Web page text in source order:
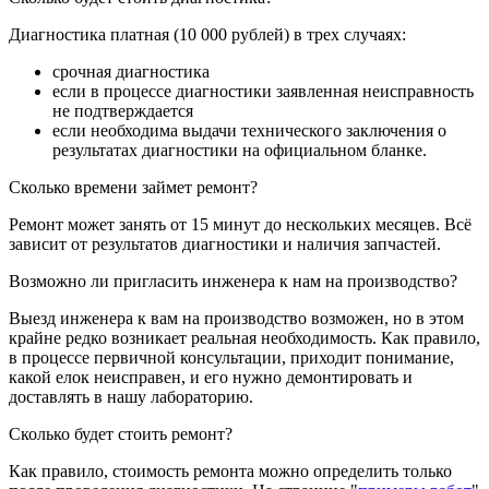
Диагностика платная (10 000 рублей) в трех случаях:
срочная диагностика
если в процессе диагностики заявленная неисправность
не подтверждается
если необходима выдачи технического заключения о
результатах диагностики на официальном бланке.
Сколько времени займет ремонт?
Ремонт может занять от 15 минут до нескольких месяцев. Всё
зависит от результатов диагностики и наличия запчастей.
Возможно ли пригласить инженера к нам на производство?
Выезд инженера к вам на производство возможен, но в этом
крайне редко возникает реальная необходимость. Как правило,
в процессе первичной консультации, приходит понимание,
какой елок неисправен, и его нужно демонтировать и
доставлять в нашу лабораторию.
Сколько будет стоить ремонт?
Как правило, стоимость ремонта можно определить только